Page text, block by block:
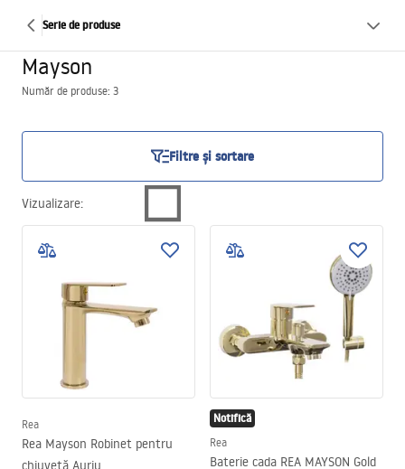
Serie de produse
Mayson
Număr de produse: 3
Filtre și sortare
Vizualizare:
Rea
Rea Mayson Robinet pentru
chiuvetă Auriu
Notifică
Rea
Baterie cada REA MAYSON Gold